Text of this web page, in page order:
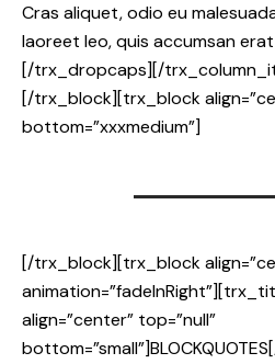
Cras aliquet, odio eu
laoreet leo, quis accumsan
[/trx_dropcaps][/
[/trx_block][trx_block
bottom=”xxxmedium”]
[/trx_block][trx_block
align=”center” top=”null”